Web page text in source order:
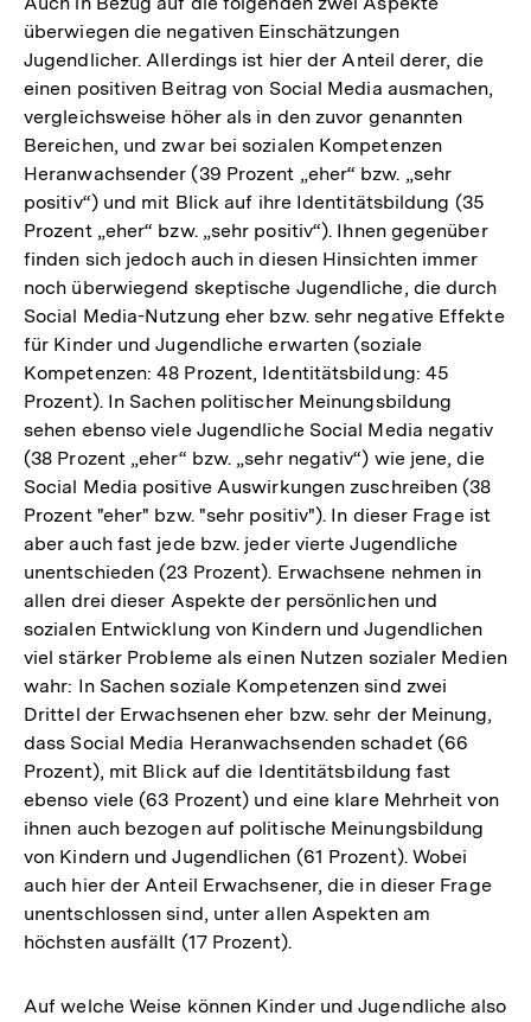
überwiegen die negativen Einschätzungen
Jugendlicher. Allerdings ist hier der Anteil derer, die
einen positiven Beitrag von Social Media ausmachen,
vergleichsweise höher als in den zuvor genannten
Bereichen, und zwar bei sozialen Kompetenzen
Heranwachsender (39 Prozent „eher“ bzw. „sehr
positiv“) und mit Blick auf ihre Identitätsbildung (35
Prozent „eher“ bzw. „sehr positiv“). Ihnen gegenüber
finden sich jedoch auch in diesen Hinsichten immer
noch überwiegend skeptische Jugendliche, die durch
Social Media-Nutzung eher bzw. sehr negative Effekte
für Kinder und Jugendliche erwarten (soziale
Kompetenzen: 48 Prozent, Identitätsbildung: 45
Prozent). In Sachen politischer Meinungsbildung
sehen ebenso viele Jugendliche Social Media negativ
(38 Prozent „eher“ bzw. „sehr negativ“) wie jene, die
Social Media positive Auswirkungen zuschreiben (38
Prozent "eher" bzw. "sehr positiv"). In dieser Frage ist
aber auch fast jede bzw. jeder vierte Jugendliche
unentschieden (23 Prozent). Erwachsene nehmen in
allen drei dieser Aspekte der persönlichen und
sozialen Entwicklung von Kindern und Jugendlichen
viel stärker Probleme als einen Nutzen sozialer Medien
wahr: In Sachen soziale Kompetenzen sind zwei
Drittel der Erwachsenen eher bzw. sehr der Meinung,
dass Social Media Heranwachsenden schadet (66
Prozent), mit Blick auf die Identitätsbildung fast
ebenso viele (63 Prozent) und eine klare Mehrheit von
ihnen auch bezogen auf politische Meinungsbildung
von Kindern und Jugendlichen (61 Prozent). Wobei
auch hier der Anteil Erwachsener, die in dieser Frage
unentschlossen sind, unter allen Aspekten am
höchsten ausfällt (17 Prozent).
Auf welche Weise können Kinder und Jugendliche also